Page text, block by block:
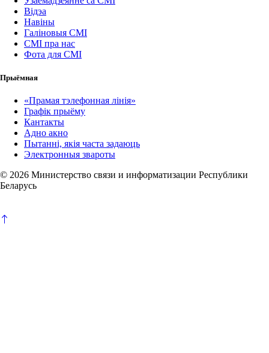
Відэа
Навіны
Галіновыя СМІ
СМІ пра нас
Фота для СМІ
Прыёмная
«Прамая тэлефонная лінія»
Графік прыёму
Кантакты
Адно акно
Пытанні, якія часта задаюць
Электронныя звароты
© 2026 Министерство связи и информатизации Республики
Беларусь